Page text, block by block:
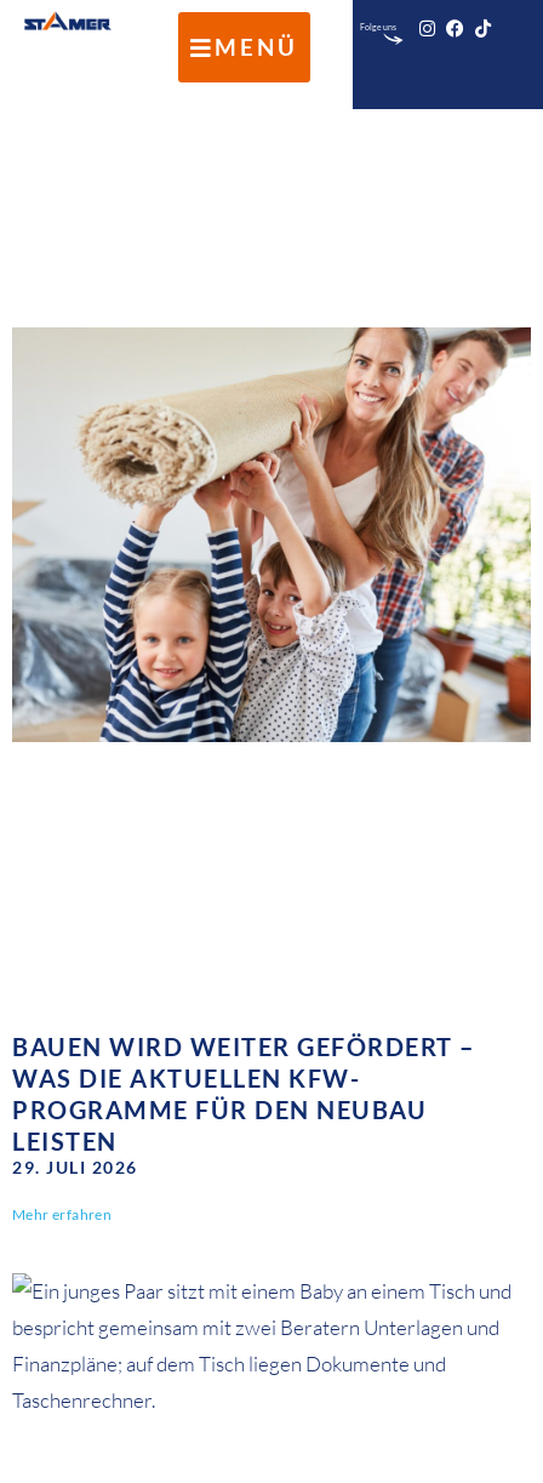
MENÜ
Folge uns
BAUEN WIRD WEITER GEFÖRDERT –
WAS DIE AKTUELLEN KFW-
PROGRAMME FÜR DEN NEUBAU
LEISTEN
29. JULI 2026
Mehr erfahren